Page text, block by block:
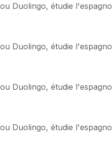
Duolingo, étudie
Duolingo, étudie
Duolingo, étudie
Duolingo, étudie